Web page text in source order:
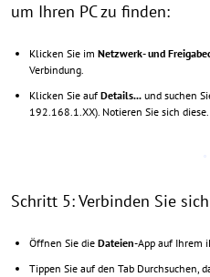
um Ihren PC zu finden:
Klicken Sie im Netzwerk- und
Verbindung.
Klicken Sie auf Details... und suchen
192.168.1.XX). Notieren Sie sich diese.
Schritt 5: Verbinden Sie
Öffnen Sie die Dateien-App auf Ihrem
Tippen Sie auf den Tab Durchsuchen,